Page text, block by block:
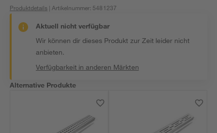
Produktdetails | Artikelnummer: 5481237
Aktuell nicht verfügbar
Wir können dir dieses Produkt zur Zeit leider nicht
anbieten.
Verfügbarkeit in anderen Märkten
Alternative Produkte